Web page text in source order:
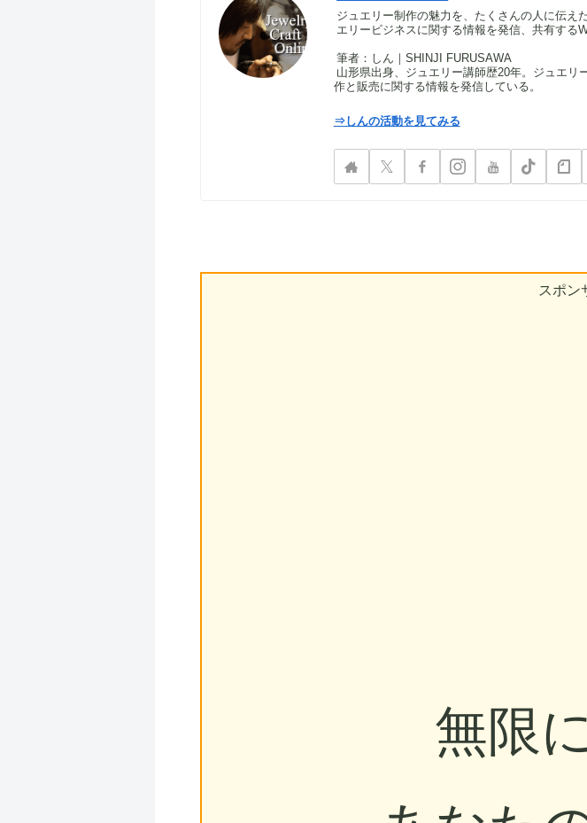
ジュエリー制作の魅力を、たくさんの人に伝え
エリービジネスに関する情報を発信、共有する
筆者：しん｜SHINJI FURUSAWA
山形県出身、ジュエリー講師歴20年。ジュエリ
作と販売に関する情報を発信している。
⇒しんの活動を見てみる
スポン
無限